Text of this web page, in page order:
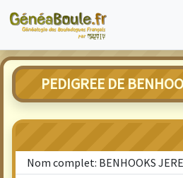
PEDIGREE DE
Nom complet: BENHOOKS